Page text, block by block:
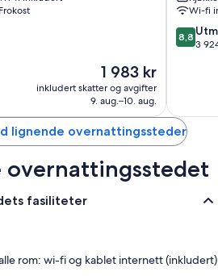
Frokost
Prisen
er
1 983 kr
1 983 kr
inkludert skatter og avgifter
9. aug.–10. aug.
Prés
Paris
Saint-
Wi-fi
8.8
av
8,8
3
lignende overnattingssteder
overnattingsstedet
fasiliteter
rom: wi-fi og kablet internett (inkludert)